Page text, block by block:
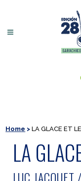
Home >LA GLACE ET
LA
LUC